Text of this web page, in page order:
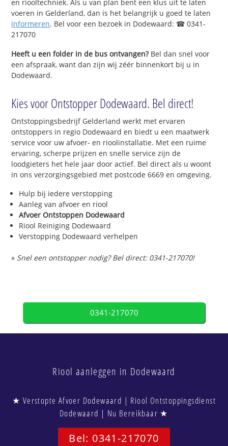
en riooltechniek. Als u van plan bent een klus uit te laten
voeren in Gelderland, dan is het belangrijk u goed te laten
informeren. Bel voor een bezoek in Dodewaard: ☎ 0341-
217070
Heeft u een folder in de bus ontvangen?Bel dan snel voor
een afspraak, want dan zijn wij zéér binnenkort bij u in
Dodewaard.
Kies voor Ontstopper Dodewaard. Bel direct!
Ontstoppingsbedrijf Gelderland werkt met ervaren
ontstoppers in regio Dodewaard en biedt u een maatwerk
service voor uw afvoer- en rioolinstallatie. Met een ruime
ervaring, scherpe prijzen en snelle service zijn de
loodgieters het hele jaar door actief. Bel direct als u woont
in ons verzorgingsgebied met postcode 6669 en omgeving.
Hulp bij iedere verstopping
Aanleg van afvoer en riool
Afvoer Ontstoppen Dodewaard
Riool Reiniging Dodewaard
Verstopping Dodewaard verhelpen
» Snel een ontstopper nodig? Bel direct: 0341-217070!
0341-217070
Riool aanleggen in Dodewaard
★ Verstopte Afvoer Dodewaard | Riool Ontstoppingsdienst
Dodewaard | Nu Bereikbaar ★
Bel: 0341-217070